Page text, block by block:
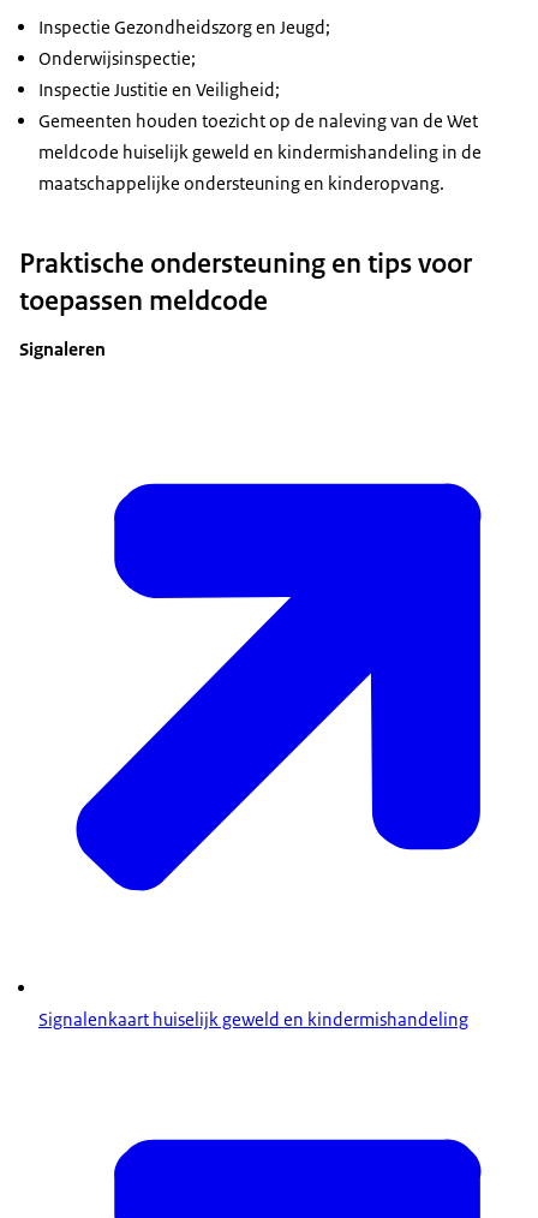
Inspectie Gezondheidszorg en Jeugd;
Onderwijsinspectie;
Inspectie Justitie en Veiligheid;
Gemeenten houden toezicht op de naleving van de Wet
meldcode huiselijk geweld en kindermishandeling in de
maatschappelijke ondersteuning en kinderopvang.
Praktische ondersteuning en tips voor
toepassen meldcode
Signaleren
Signalenkaart huiselijk geweld en kindermishandeling